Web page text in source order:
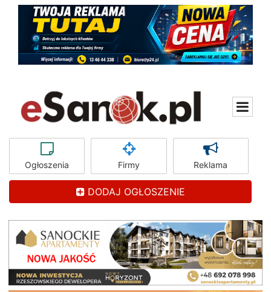
Ogłoszenia Firmy Reklama
DODAJ OGŁOSZENIE